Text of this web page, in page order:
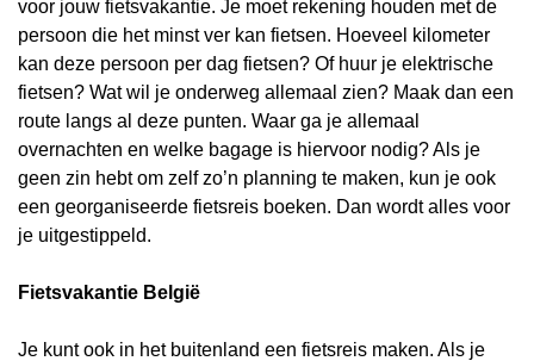
voor jouw fietsvakantie. Je moet rekening houden met de
persoon die het minst ver kan fietsen. Hoeveel kilometer
kan deze persoon per dag fietsen? Of huur je elektrische
fietsen? Wat wil je onderweg allemaal zien? Maak dan een
route langs al deze punten. Waar ga je allemaal
overnachten en welke bagage is hiervoor nodig? Als je
geen zin hebt om zelf zo’n planning te maken, kun je ook
een georganiseerde fietsreis boeken. Dan wordt alles voor
je uitgestippeld.
Fietsvakantie België
Je kunt ook in het buitenland een fietsreis maken. Als je